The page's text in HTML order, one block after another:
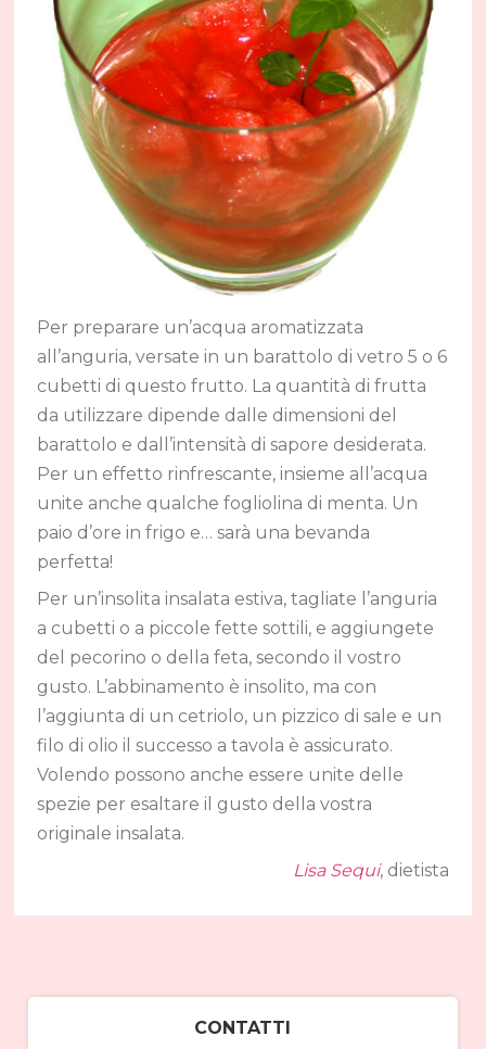
Per preparare un’acqua aromatizzata
all’anguria, versate in un barattolo di vetro 5 o 6
cubetti di questo frutto. La quantità di frutta
da utilizzare dipende dalle dimensioni del
barattolo e dall’intensità di sapore desiderata.
Per un effetto rinfrescante, insieme all’acqua
unite anche qualche fogliolina di menta. Un
paio d’ore in frigo e… sarà una bevanda
perfetta!
Per un’insolita insalata estiva, tagliate l’anguria
a cubetti o a piccole fette sottili, e aggiungete
del pecorino o della feta, secondo il vostro
gusto. L’abbinamento è insolito, ma con
l’aggiunta di un cetriolo, un pizzico di sale e un
filo di olio il successo a tavola è assicurato.
Volendo possono anche essere unite delle
spezie per esaltare il gusto della vostra
originale insalata.
Lisa Sequi, dietista
CONTATTI